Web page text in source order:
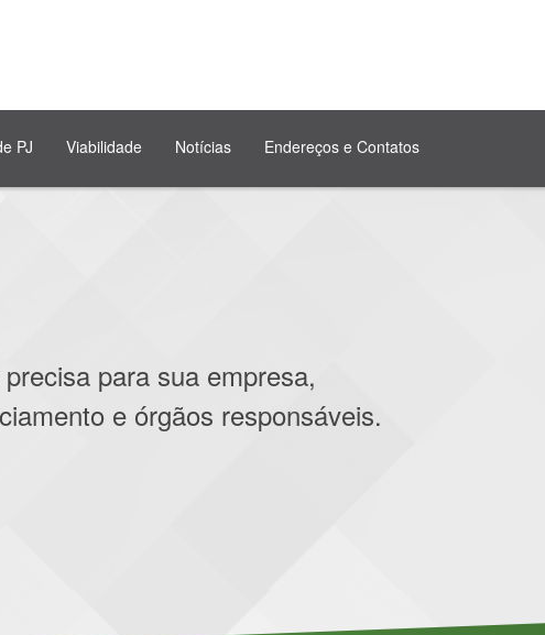
PJ Viabilidade Notícias Endereços e Contatos
para sua empresa,
e órgãos responsáveis.